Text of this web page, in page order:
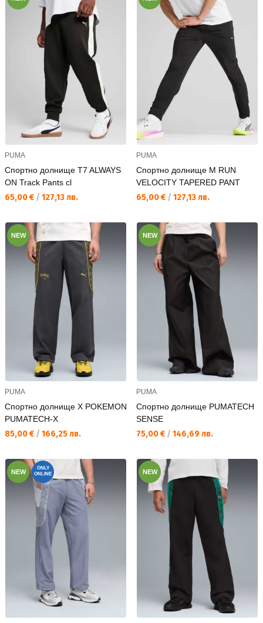
PUMA
Спортно долнище T7 ALWAYS
ON Track Pants cl
Текуща цена:
65,00 € / 127,13 лв.
PUMA
Спортно долнище M RUN
VELOCITY TAPERED PANT
Текуща цена:
65,00 € / 127,13 лв.
NEW
PUMA
Спортно долнище X POKEMON
PUMATECH-X
Текуща цена:
85,00 € / 166,25 лв.
NEW
PUMA
Спортно долнище PUMATECH
SENSE
Текуща цена:
75,00 € / 146,69 лв.
NEW
ONLY
ONLINE
NEW